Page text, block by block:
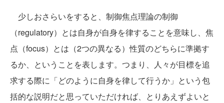
少しおさらいをすると、制御焦点理論の制御
（regulatory）とは自身が自身を律することを意味し、焦
点（focus）とは（2つの異なる）性質のどちらに準拠す
るか、ということを表します。つまり、人々が目標を追
求する際に「どのように自身を律して行うか」という包
括的な説明だと思っていただければ、とりあえずよいと